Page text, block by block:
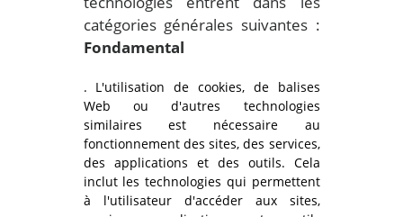
catégories générales suivantes :
Fondamental
. L'utilisation de cookies, de balises
Web ou d'autres technologies
similaires est nécessaire au
fonctionnement des sites, des services,
des applications et des outils. Cela
inclut les technologies qui permettent
à l'utilisateur d'accéder aux sites,